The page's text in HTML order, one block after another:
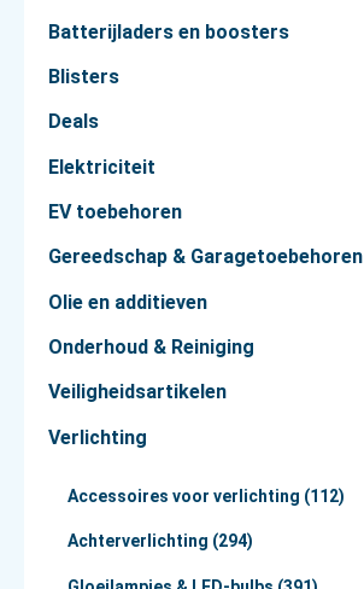
Batterijladers en boosters
Blisters
Deals
Elektriciteit
EV toebehoren
Gereedschap & Garagetoebehoren
Olie en additieven
Onderhoud & Reiniging
Veiligheidsartikelen
Verlichting
Accessoires voor verlichting (112)
Achterverlichting (294)